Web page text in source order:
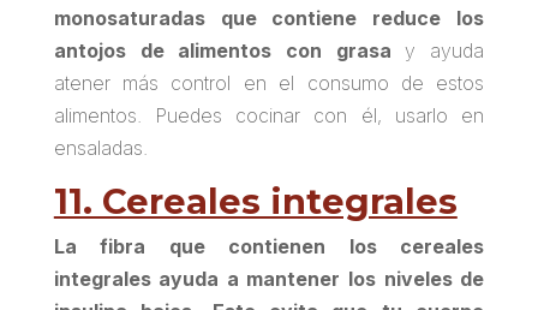
monosaturadas que contiene reduce los
antojos de alimentos con grasa y ayuda
atener más control en el consumo de estos
alimentos. Puedes cocinar con él, usarlo en
ensaladas.
11. Cereales integrales
La fibra que contienen los cereales
integrales ayuda a mantener los niveles de